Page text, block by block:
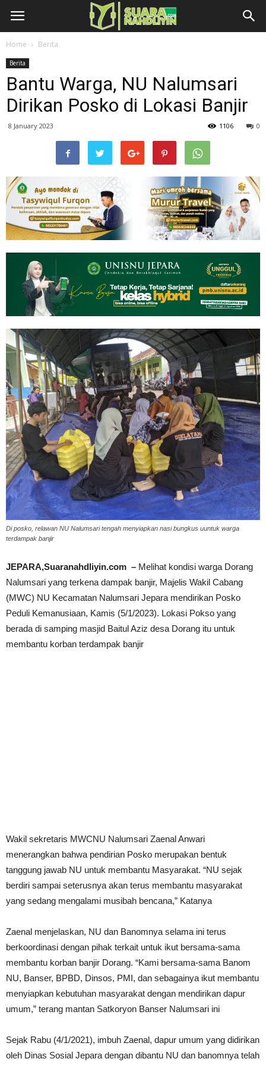
Home Berita
Berita
Bantu Warga, NU Nalumsari
Dirikan Posko di Lokasi Banjir
8 January 2023 0
1106
Di posko, relawan NU Nalumsari tengah menyiapkan nasi bungkus uuntuk warga
terdampak banjir
JEPARA,Suaranahdliyin.com – Melihat kondisi warga Dorang
Nalumsari yang terkena dampak banjir, Majelis Wakil Cabang
(MWC) NU Kecamatan Nalumsari Jepara mendirikan Posko
Peduli Kemanusiaan, Kamis (5/1/2023). Lokasi Pokso yang
berada di samping masjid Baitul Aziz desa Dorang itu untuk
membantu korban terdampak banjir
Wakil sekretaris MWCNU Nalumsari Zaenal Anwari
menerangkan bahwa pendirian Posko merupakan bentuk
tanggung jawab NU untuk membantu Masyarakat. “NU sejak
berdiri sampai seterusnya akan terus membantu masyarakat
yang sedang mengalami musibah bencana,” Katanya
Zaenal menjelaskan, NU dan Banomnya selama ini terus
berkoordinasi dengan pihak terkait untuk ikut bersama-sama
membantu korban banjir Dorang. “Kami bersama-sama Banom
NU, Banser, BPBD, Dinsos, PMI, dan sebagainya ikut membantu
menyiapkan kebutuhan masyarakat dengan mendirikan dapur
umum,” terang mantan Satkoryon Banser Nalumsari ini
Sejak Rabu (4/1/2021), imbuh Zaenal, dapur umum yang didirikan
oleh Dinas Sosial Jepara dengan dibantu NU dan banomnya telah